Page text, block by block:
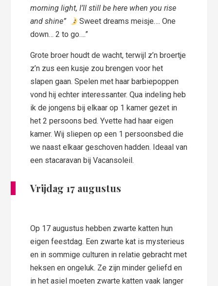
morning light, I’ll still be here when you rise
and shine”
Sweet dreams meisje…. One
down… 2 to go….”
Grote broer houdt de wacht, terwijl z’n broertje
z’n zus een kusje zou brengen voor het
slapen gaan. Spelen met haar barbiepoppen
vond hij echter interessanter. Qua indeling heb
ik de jongens bij elkaar op 1 kamer gezet in
het 2 persoons bed. Yvette had haar eigen
kamer. Wij sliepen op een 1 persoonsbed die
we naast elkaar geschoven hadden. Ideaal van
een stacaravan bij Vacansoleil.
Vrijdag 17 augustus
Op 17 augustus hebben zwarte katten hun
eigen feestdag. Een zwarte kat is mysterieus
en in sommige culturen in relatie gebracht met
heksen en ongeluk. Ze zijn minder geliefd en
in het asiel moeten zwarte katten vaak langer